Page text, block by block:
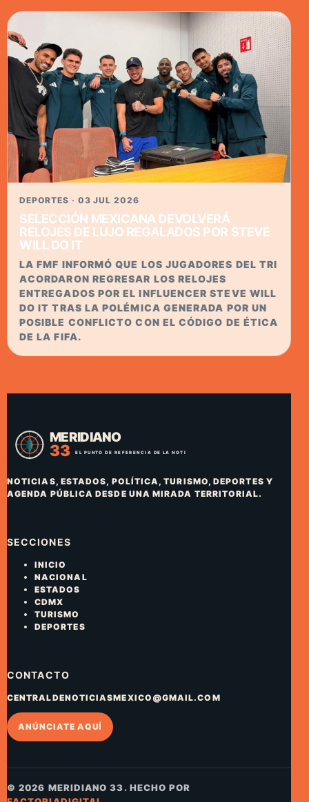
DEPORTES · 03 JUL 2026
SELECCIÓN MEXICANA DEVOLVERÁ
RELOJES DE LUJO REGALADOS POR STEVE
WILL DO IT
LA FMF INFORMÓ QUE LOS JUGADORES DEL TRI
ACORDARON REGRESAR LOS RELOJES
ENTREGADOS POR EL INFLUENCER STEVE WILL
DO IT TRAS LA POLÉMICA GENERADA POR UN
POSIBLE CONFLICTO CON EL CÓDIGO DE ÉTICA
DE LA FIFA.
NOTICIAS, ESTADOS, POLÍTICA, TURISMO, DEPORTES Y
AGENDA PÚBLICA DESDE UNA MIRADA TERRITORIAL.
SECCIONES
INICIO
NACIONAL
ESTADOS
CDMX
TURISMO
DEPORTES
CONTACTO
CENTRALDENOTICIASMEXICO@GMAIL.COM
ANÚNCIATE AQUÍ
© 2026 MERIDIANO 33. HECHO POR